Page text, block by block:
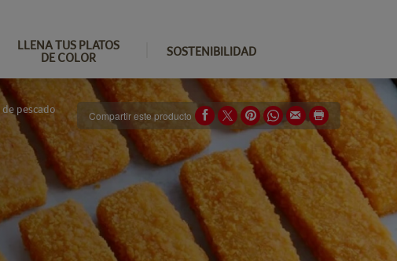
LLENA TUS PLATOS
DE COLOR
SOSTENIBILIDAD
de pescado Compartir este producto